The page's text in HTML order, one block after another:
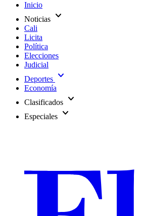
Inicio
Noticias expand_more
Cali
Licita
Política
Elecciones
Judicial
Deportes expand_more
Economía
Clasificados expand_more
Especiales expand_more